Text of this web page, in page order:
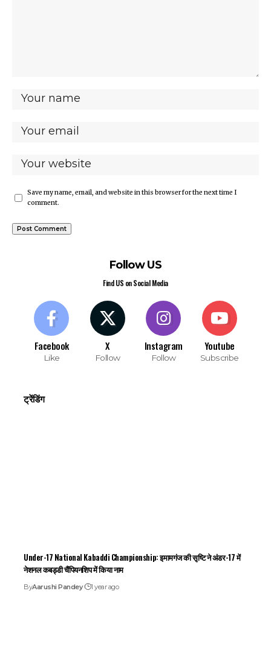
Save my name, email, and website in this browser for the next time I
comment.
Follow US
Find US on Social Media
Facebook
Like
X
Follow
Instagram
Follow
Youtube
Subscribe
ट्रेंडिंग
Under-17 National Kabaddi Championship: इमामगंज की सृष्टि ने अंडर-17 में
नेशनल कबड्डी चैंपियनशिप में किया नाम
ByAarushi Pandey 1 year ago